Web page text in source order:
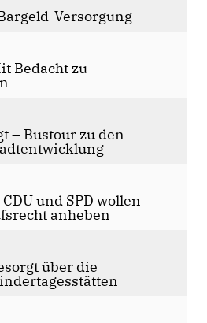
Versorgung
Bedacht zu
– Bustour zu den
und SPD wollen
anheben
über die